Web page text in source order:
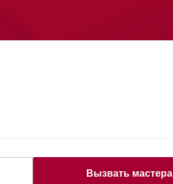
Вызвать мастера